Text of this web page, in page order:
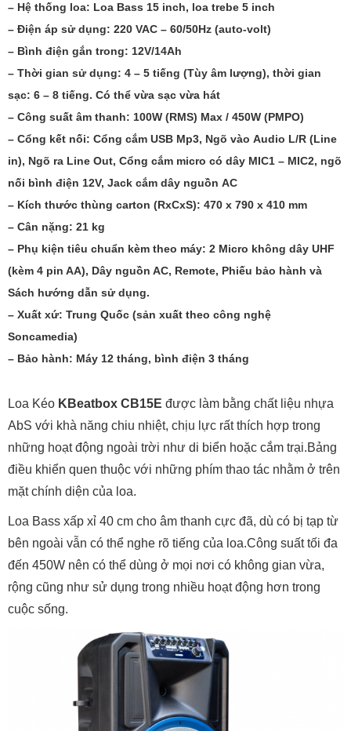
– Hệ thống loa: Loa Bass 15 inch, loa trebe 5 inch
– Điện áp sử dụng: 220 VAC – 60/50Hz (auto-volt)
– Bình điện gắn trong: 12V/14Ah
– Thời gian sử dụng: 4 – 5 tiếng (Tùy âm lượng), thời gian
sạc: 6 – 8 tiếng. Có thể vừa sạc vừa hát
– Công suất âm thanh: 100W (RMS) Max / 450W (PMPO)
– Cổng kết nối: Cổng cắm USB Mp3, Ngõ vào Audio L/R (Line
in), Ngõ ra Line Out, Cổng cắm micro có dây MIC1 – MIC2, ngõ
nối bình điện 12V, Jack cắm dây nguồn AC
– Kích thước thùng carton (RxCxS): 470 x 790 x 410 mm
– Cân nặng: 21 kg
– Phụ kiện tiêu chuẩn kèm theo máy: 2 Micro không dây UHF
(kèm 4 pin AA), Dây nguồn AC, Remote, Phiếu bảo hành và
Sách hướng dẫn sử dụng.
– Xuất xứ: Trung Quốc (sản xuất theo công nghệ
Soncamedia)
– Bảo hành: Máy 12 tháng, bình điện 3 tháng
Loa Kéo KBeatbox CB15E được làm bằng chất liệu nhựa
AbS với khà năng chiu nhiệt, chịu lực rất thích hợp trong
những hoạt động ngoài trời như di biển hoặc cắm trại.Bảng
điều khiển quen thuộc với những phím thao tác nhằm ở trên
mặt chính diện của loa.
Loa Bass xấp xỉ 40 cm cho âm thanh cực đã, dù có bị tạp từ
bên ngoài vẫn có thể nghe rõ tiếng của loa.Công suất tối đa
đến 450W nên có thể dùng ở mọi nơi có không gian vừa,
rộng cũng như sử dụng trong nhiều hoạt động hơn trong
cuộc sống.